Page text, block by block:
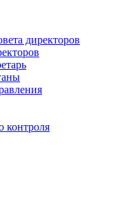
директоров
контроля